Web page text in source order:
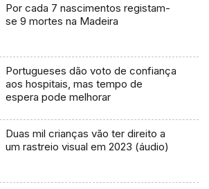
Por cada 7 nascimentos registam-
se 9 mortes na Madeira
Portugueses dão voto de confiança
aos hospitais, mas tempo de
espera pode melhorar
Duas mil crianças vão ter direito a
um rastreio visual em 2023 (áudio)